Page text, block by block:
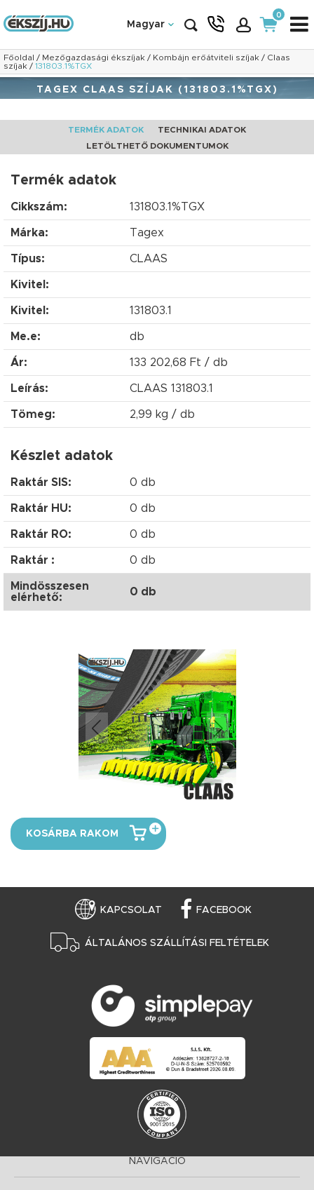
Magyar
0
Főoldal / Mezőgazdasági ékszíjak / Kombájn erőátviteli szíjak / Claas
szíjak / 131803.1%TGX
TAGEX CLAAS SZÍJAK (131803.1%TGX)
TERMÉK ADATOK
TECHNIKAI ADATOK
LETÖLTHETŐ DOKUMENTUMOK
Termék adatok
Cikkszám: 131803.1%TGX
Márka: Tagex
Típus: CLAAS
Kivitel:
Kivitel: 131803.1
Me.e: db
Ár: 133 202,68 Ft / db
Leírás: CLAAS 131803.1
Tömeg: 2,99 kg / db
Készlet adatok
Raktár SIS: 0 db
Raktár HU: 0 db
Raktár RO: 0 db
Raktár : 0 db
Mindösszesen
elérhető:
0 db
KOSÁRBA RAKOM
KAPCSOLAT FACEBOOK
ÁLTALÁNOS SZÁLLÍTÁSI FELTÉTELEK
NAVIGÁCIÓ